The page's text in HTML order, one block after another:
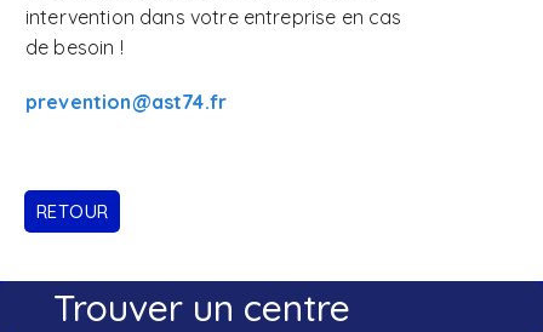
intervention dans votre entreprise en cas
de besoin !
prevention@ast74.fr
RETOUR
Trouver un centre